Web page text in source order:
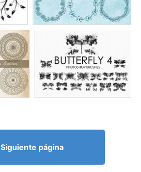
Siguiente página